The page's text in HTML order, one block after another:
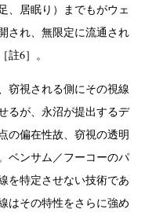
、居眠り）までもがウェ
され、無限定に流通され
6］。
窃視される側にその視線
るが、永沼が提出するデ
の偏在性故、窃視の透明
ベンサム／フーコーのパ
を特定させない技術であ
はその特性をさらに強め